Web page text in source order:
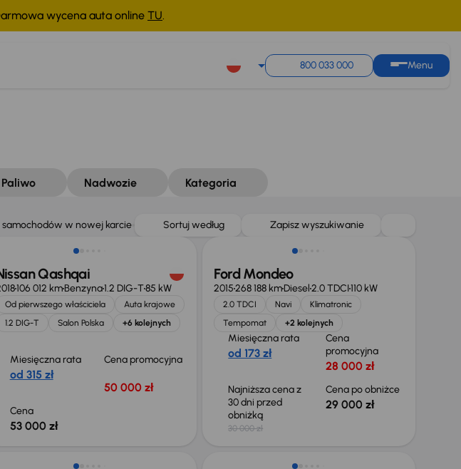
wycena auta online TU.
800 033 000 Menu
Paliwo Nadwozie Kategoria
w nowej karcie Sortuj według Zapisz wyszukiwanie
Qashqai
106 012 kmBenzyna1.2 DIG-T85 kW
Od pierwszego właściciela
Auta krajowe
1.2 DIG-T
Salon Polska +6 kolejnych
Miesięczna rata
od 315 zł
Cena promocyjna
50 000 zł
Cena
53 000 zł
Taniej o 1 000 zł
Ford Mondeo
2015268 188 kmDiesel2.0 TDCI110 kW
2.0 TDCI Navi
Klimatronic
Tempomat
+2 kolejnych
Miesięczna rata
od 173 zł
Cena
promocyjna
28 000 zł
Najniższa cena z
30 dni przed
obniżką
30 000 zł
Cena po obniżce
29 000 zł
Taniej o 2 000 zł